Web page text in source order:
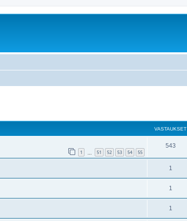
VASTAUKSET
1 51 52 53 54 55
543
1
1
1